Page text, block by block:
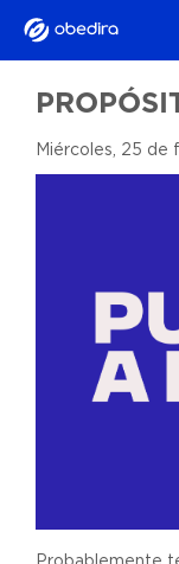
Miércoles, 25 de